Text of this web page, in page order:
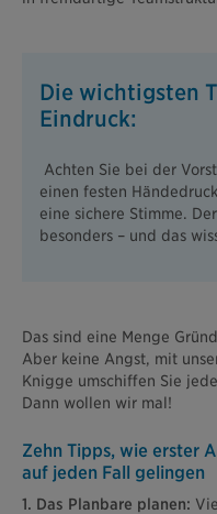
Die wichtigsten
Eindruck:
Achten Sie bei der
einen festen
eine sichere Stimme.
besonders – und das
Das sind eine Menge
Aber keine Angst, mit
Knigge umschiffen Sie
Dann wollen wir mal!
Zehn Tipps, wie erster
auf jeden Fall gelingen
1. Das Planbare planen: